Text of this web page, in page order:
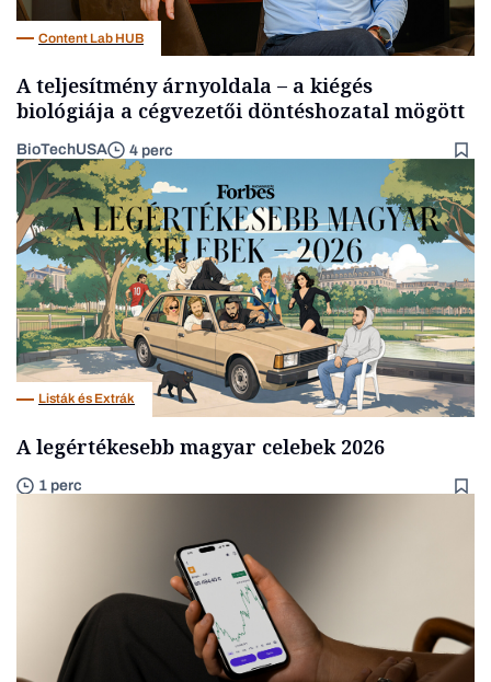
Content Lab HUB
A teljesítmény árnyoldala – a kiégés
biológiája a cégvezetői döntéshozatal mögött
BioTechUSA 4 perc
Listák és Extrák
A legértékesebb magyar celebek 2026
1 perc